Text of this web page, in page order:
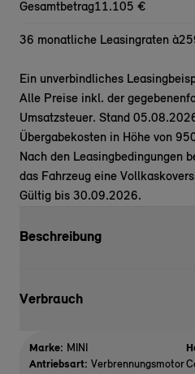
Gesamtbetrag11.105 €
36 monatliche Leasingraten à
Ein unverbindliches
Alle Preise inkl. der
Umsatzsteuer. Stand
Übergabekosten in Höhe von
Nach den Leasingbedingungen
das Fahrzeug eine
Gültig bis 30.09.2026.
Beschreibung
Verbrauch
Marke: MINI
Antriebsart: Verbrennungsmotor